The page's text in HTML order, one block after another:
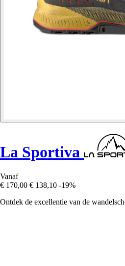
La Sportiva
Vanaf
€ 170,00 € 138,10 -19%
Ontdek de excellentie van de